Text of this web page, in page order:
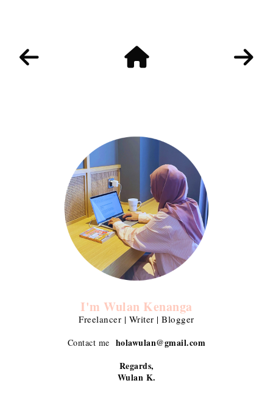
I'm Wulan Kenanga
Freelancer | Writer | Blogger
Contact me holawulan@gmail.com
Regards,
Wulan K.